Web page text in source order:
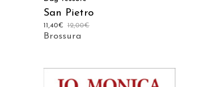
San Pietro
12,00€
11,40€
Brossura